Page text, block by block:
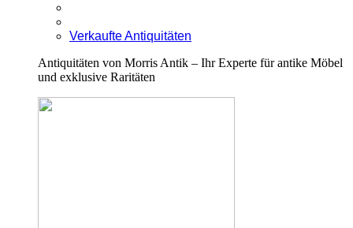
Verkaufte Antiquitäten
Antiquitäten von Morris Antik – Ihr Experte für antike Möbel
und exklusive Raritäten